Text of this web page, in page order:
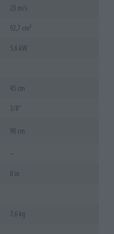
23 m/s
92,7 cm³
5,6 kW
45 cm
3/8"
90 cm
--
0 in
7,6 kg